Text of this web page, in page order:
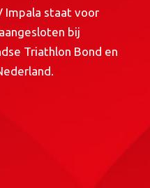
Impala staat voor
bij
Triathlon Bond en
.